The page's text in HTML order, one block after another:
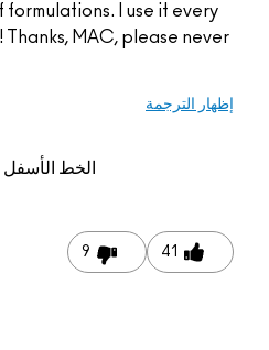
formulations. I use it every
Thanks, MAC, please never
إظهار الترجمة
الخط الأسفل
41
9